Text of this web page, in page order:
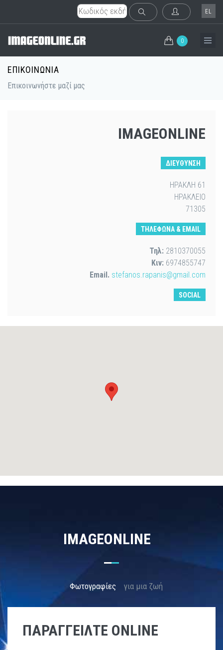
EL
0
ΕΠΙΚΟΙΝΩΝΙΑ
Επικοινωνήστε μαζί μας
IMAGEONLINE
ΔΙΕΥΘΥΝΣΗ
ΗΡΑΚΛΗ 61
ΗΡΑΚΛΕΙΟ
71305
ΤΗΛΕΦΩΝΑ & EMAIL
Τηλ: 2810370055
Κιν: 6974855747
Email. stefanos.rapanis@gmail.com
SOCIAL
IMAGEONLINE
Φωτογραφίες για μια ζωή
ΠΑΡΑΓΓΕΊΛΤΕ ONLINE